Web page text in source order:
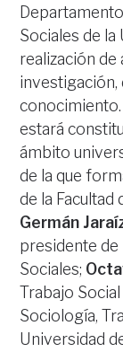
Sociales de la
realización
investigación,
conocimiento.
estará
ámbito
de la que
de la Facultad
Germán
presidente de
Sociales;
Trabajo
Sociología,
Universidad